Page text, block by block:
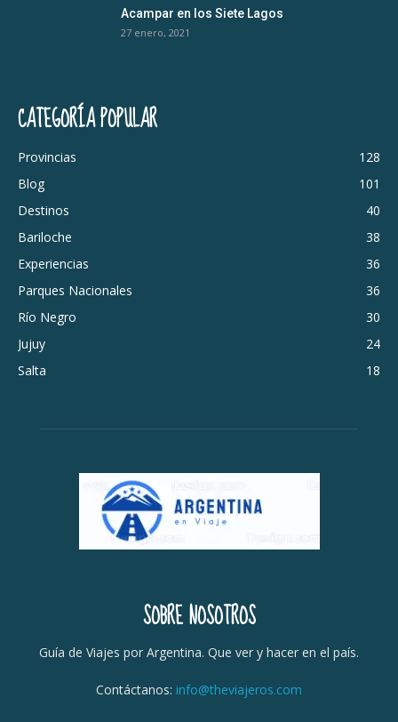
Acampar en los Siete Lagos
27 enero, 2021
CATEGORÍA POPULAR
Provincias
128
Blog
101
Destinos
40
Bariloche
38
Experiencias
36
Parques Nacionales
36
Río Negro
30
Jujuy
24
Salta
18
SOBRE NOSOTROS
Guía de Viajes por Argentina. Que ver y hacer en el país.
Contáctanos: info@theviajeros.com